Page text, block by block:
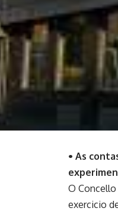
• As
O
exercicio